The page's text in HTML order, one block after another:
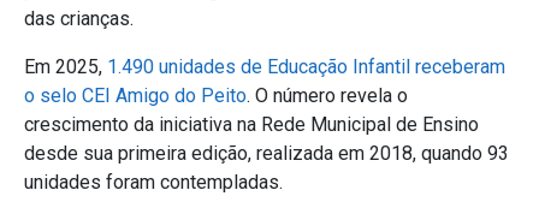
das crianças.
Em 2025, 1.490 unidades de Educação Infantil receberam
o selo CEI Amigo do Peito. O número revela o
crescimento da iniciativa na Rede Municipal de Ensino
desde sua primeira edição, realizada em 2018, quando 93
unidades foram contempladas.